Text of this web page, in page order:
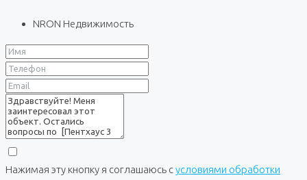
NRON Недвижимость
Нажимая эту кнопку я соглашаюсь сусловиями обработки